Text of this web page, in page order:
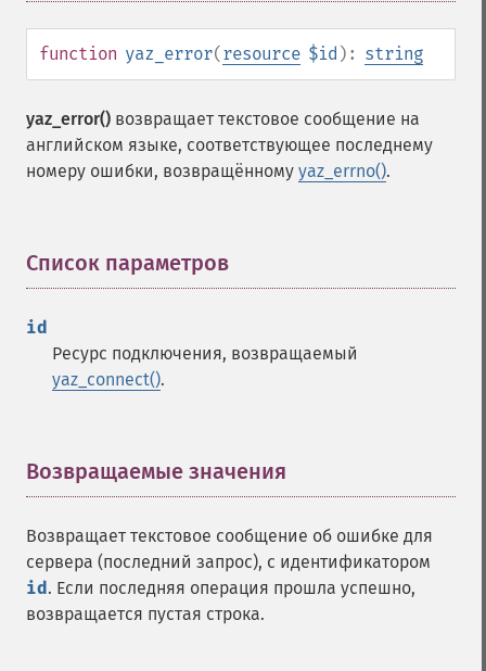
function yaz_error(resource $id ): string
yaz_error() возвращает текстовое сообщение на
английском языке, соответствующее последнему
номеру ошибки, возвращённому yaz_errno().
Список параметров
id
Ресурс подключения, возвращаемый
yaz_connect().
Возвращаемые значения
Возвращает текстовое сообщение об ошибке для
сервера (последний запрос), с идентификатором
id. Если последняя операция прошла успешно,
возвращается пустая строка.